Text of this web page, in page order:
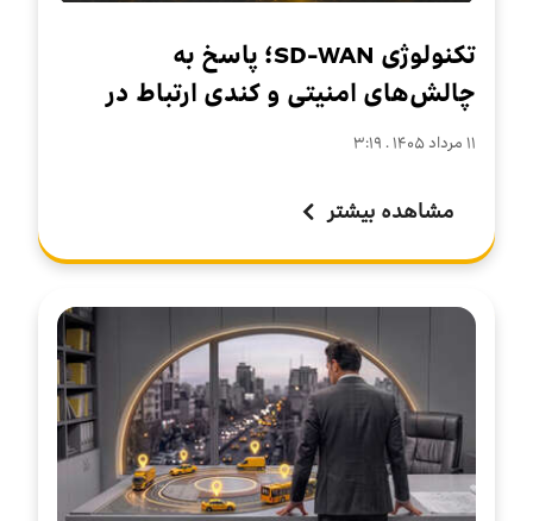
تکنولوژی SD-WAN؛ پاسخ به
چالش‌های امنیتی و کندی ارتباط در
سازمان‌های چندشعبه‌ای
۱۱ مرداد ۱۴۰۵ . ۳:۱۹
مشاهده بیشتر